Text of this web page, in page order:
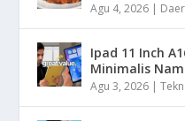
Agu 4, 2026 |
Ipad 11 Inch
Minimalis
Agu 3, 2026 |